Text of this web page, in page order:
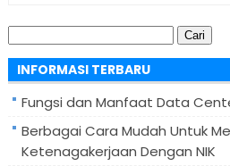
Cari
untuk:
INFORMASI TERBARU
Fungsi dan Manfaat Data
Berbagai Cara Mudah Untuk
Ketenagakerjaan Dengan NIK